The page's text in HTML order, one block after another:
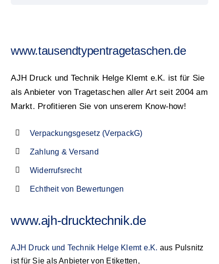
www.tausendtypentragetaschen.de
AJH Druck und Technik Helge Klemt e.K. ist für Sie
als Anbieter von Tragetaschen aller Art seit 2004 am
Markt. Profitieren Sie von unserem Know-how!
Verpackungsgesetz (VerpackG)
Zahlung & Versand
Widerrufsrecht
Echtheit von Bewertungen
www.ajh-drucktechnik.de
AJH Druck und Technik Helge Klemt e.K. aus Pulsnitz
ist für Sie als Anbieter von Etiketten,